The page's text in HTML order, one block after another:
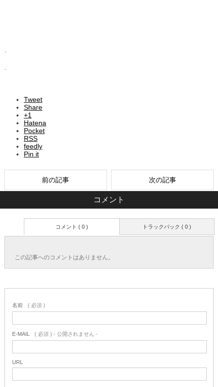
Tweet
Share
+1
Hatena
Pocket
RSS
feedly
Pin it
前の記事 次の記事
コメント
トラックバック ( 0 )
コメント ( 0 )
この記事へのコメントはありません。
名前 ( 必須 )
E-MAIL ( 必須 ) - 公開されません -
URL